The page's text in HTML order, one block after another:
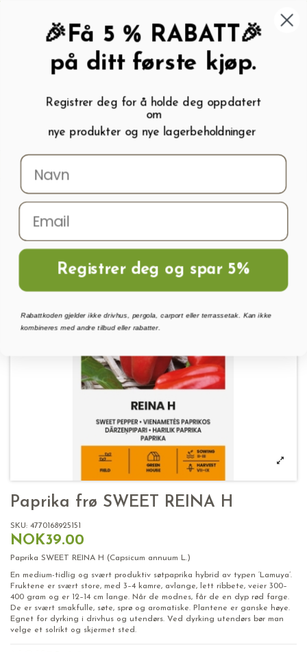
My wishlist ( 0
Menu Søk Logg inn Handlevogn
Hjem
Paprika frø SWEET REINA H
SKU: 4770168925151
NOK39.00
Paprika SWEET REINA H (Capsicum annuum L.)
En medium-tidlig og svært produktiv søtpaprika hybrid av typen ‘Lamuya’.
Fruktene er svært store, med 3–4 kamre, avlange, lett ribbete, veier 300–
400 gram og er 12–14 cm lange. Når de modnes, får de en dyp rød farge.
De er svært smakfulle, søte, sprø og aromatiske. Plantene er ganske høye.
Egnet for dyrking i drivhus og utendørs. Ved dyrking utendørs bør man
velge et solrikt og skjermet sted.
🎉Få 5 % RABATT🎉
på ditt første kjøp.
Registrer deg for å holde deg oppdatert
om
nye produkter og nye lagerbeholdninger
Registrer deg og spar 5%
Rabattkoden gjelder ikke drivhus, pergola, carport eller terrassetak. Kan ikke
kombineres med andre tilbud eller rabatter.